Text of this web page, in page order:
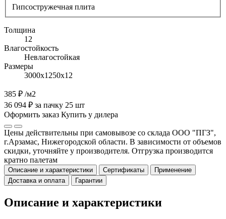
Гипсостружечная плита
Толщина
12
Влагостойкость
Невлагостойкая
Размеры
3000х1250х12
385 ₽ /м2
36 094 ₽ за пачку 25 шт
Оформить заказ Купить у дилера
Цены действительны при самовывозе со склада ООО "ПГЗ",
г.Арзамас, Нижегородской области. В зависимости от объемов
скидки, уточняйте у производителя. Отгрузка производится
кратно палетам
Описание и характеристики Сертификаты
Применение
Доставка и оплата
Гарантии
Описание и характеристики